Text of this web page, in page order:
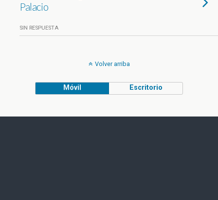
Palacio
SIN RESPUESTA
Volver arriba
Móvil Escritorio